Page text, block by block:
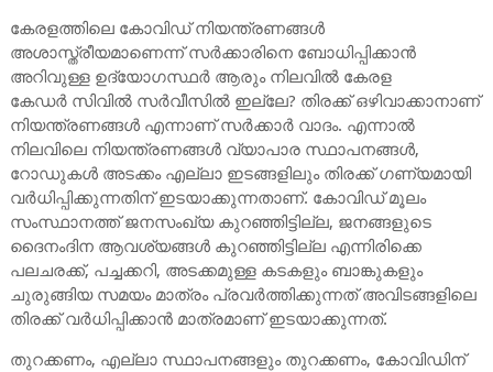
കേരളത്തിലെ കോവിഡ് നിയന്ത്രണങ്ങൾ
അശാസ്ത്രീയമാണെന്ന് സർക്കാരിനെ ബോധിപ്പിക്കാൻ
അറിവുള്ള ഉദ്യോഗസ്ഥർ ആരും നിലവിൽ കേരള
കേഡർ സിവിൽ സർവീസിൽ ഇല്ലേ? തിരക്ക് ഒഴിവാക്കാനാണ്
നിയന്ത്രണങ്ങൾ എന്നാണ് സർക്കാർ വാദം. എന്നാൽ
നിലവിലെ നിയന്ത്രണങ്ങൾ വ്യാപാര സ്ഥാപനങ്ങൾ,
റോഡുകൾ അടക്കം എല്ലാ ഇടങ്ങളിലും തിരക്ക് ഗണ്യമായി
വർധിപ്പിക്കുന്നതിന് ഇടയാക്കുന്നതാണ്. കോവിഡ് മൂലം
സംസ്ഥാനത്ത് ജനസംഖ്യ കുറഞ്ഞിട്ടില്ല, ജനങ്ങളുടെ
ദൈനംദിന ആവശ്യങ്ങൾ കുറഞ്ഞിട്ടില്ല എന്നിരിക്കെ
പലചരക്ക്, പച്ചക്കറി, അടക്കമുള്ള കടകളും ബാങ്കുകളും
ചുരുങ്ങിയ സമയം മാത്രം പ്രവർത്തിക്കുന്നത് അവിടങ്ങളിലെ
തിരക്ക് വർധിപ്പിക്കാൻ മാത്രമാണ് ഇടയാക്കുന്നത്.
തുറക്കണം, എല്ലാ സ്ഥാപനങ്ങളും തുറക്കണം, കോവിഡിന്